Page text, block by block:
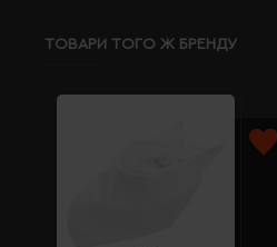
ТОВАРИ ТОГО Ж БРЕНДУ